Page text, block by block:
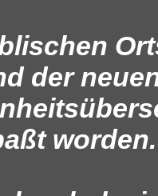
der
worden.